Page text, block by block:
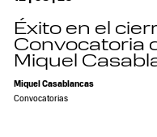
Éxito en el
Convocatoria
Miquel
Miquel Casablancas
Convocatorias